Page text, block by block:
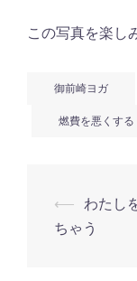
この写真を楽し
御前崎ヨガ
燃費を悪くする
投
稿
⟵ わたし
ちゃう